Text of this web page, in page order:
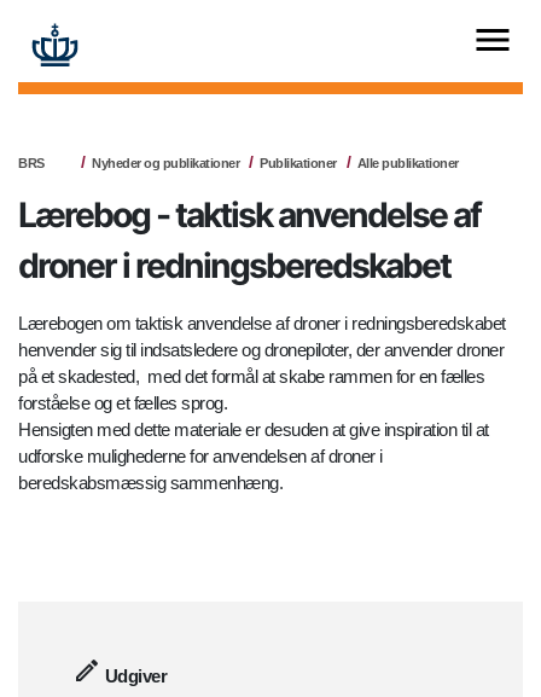
BRS Nyheder og publikationer Publikationer Alle publikationer
Lærebog - taktisk anvendelse af
droner i redningsberedskabet
Lærebogen om taktisk anvendelse af droner i redningsberedskabet
henvender sig til indsatsledere og dronepiloter, der anvender droner
på et skadested, med det formål at skabe rammen for en fælles
forståelse og et fælles sprog.
Hensigten med dette materiale er desuden at give inspiration til at
udforske mulighederne for anvendelsen af droner i
beredskabsmæssig sammenhæng.
Udgiver